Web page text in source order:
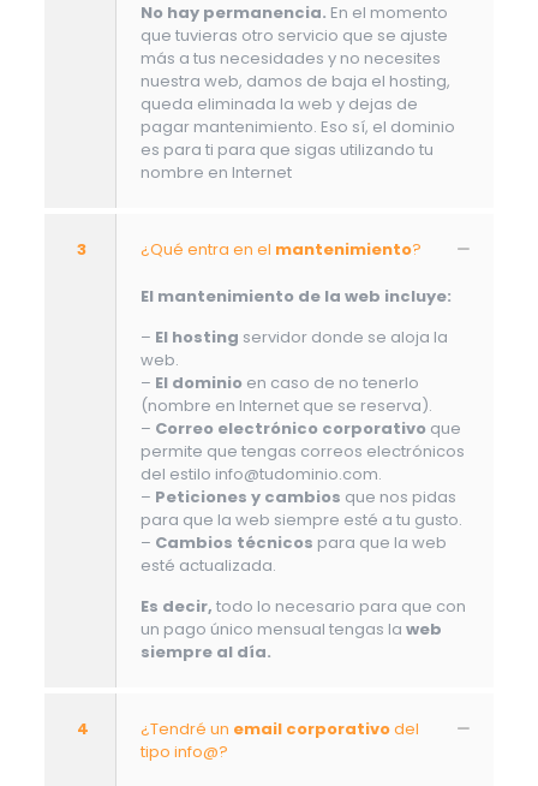
No hay permanencia. En el momento
que tuvieras otro servicio que se ajuste
más a tus necesidades y no necesites
nuestra web, damos de baja el hosting,
queda eliminada la web y dejas de
pagar mantenimiento. Eso sí, el dominio
es para ti para que sigas utilizando tu
nombre en Internet
3 ¿Qué entra en el mantenimiento?
El mantenimiento de la web incluye:
– El hosting servidor donde se aloja la
web.
– El dominioen caso de no tenerlo
(nombre en Internet que se reserva).
– Correo electrónico corporativoque
permite que tengas correos electrónicos
del estilo info@tudominio.com.
– Peticiones y cambios que nos pidas
para que la web siempre esté a tu gusto.
– Cambios técnicos para que la web
esté actualizada.
Es decir, todo lo necesario para que con
un pago único mensual tengas la web
siempre al día.
4 ¿Tendré un email corporativodel
tipo info@?